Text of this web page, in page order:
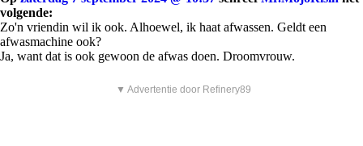
volgende:
Zo'n vriendin wil ik ook. Alhoewel, ik haat afwassen. Geldt een
afwasmachine ook?
Ja, want dat is ook gewoon de afwas doen. Droomvrouw.
▼ Advertentie door Refinery89